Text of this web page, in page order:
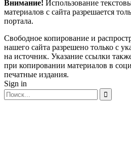
Внимание! Использование
материалов с сайта разрешается
портала.
Свободное копирование и
нашего сайта разрешено только с
на источник. Указание ссылки
при копировании материалов в
печатные издания.
Sign in